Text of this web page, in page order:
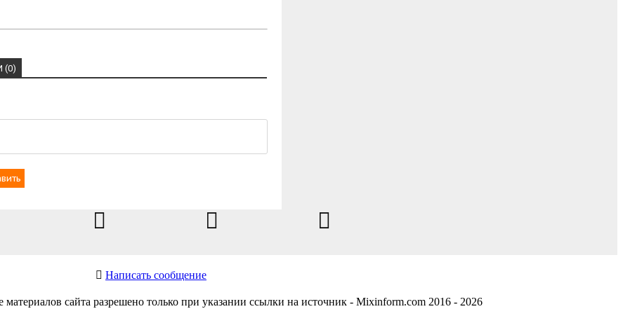
(0)
Написать сообщение
сайта разрешено только при указании ссылки на источник - Mixinform.com 2016 - 2026